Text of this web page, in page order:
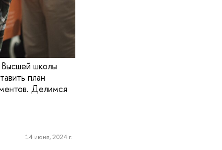
школы
план
Делимся
14 июня, 2024 г.